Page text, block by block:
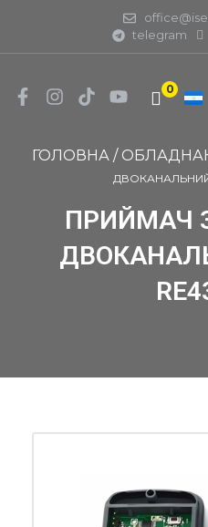
telegram
0
ГОЛОВНА /
ДВОКАНАЛЬНИЙ
ПРИЙМАЧ